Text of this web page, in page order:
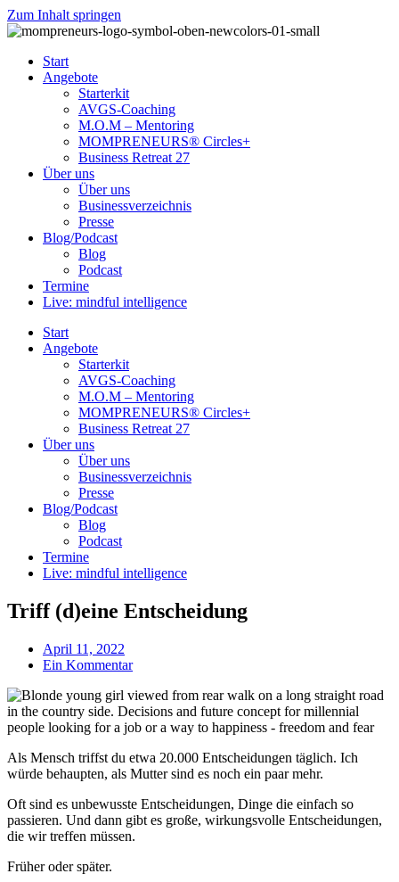
Zum Inhalt springen
Start
Angebote
Starterkit
AVGS-Coaching
M.O.M – Mentoring
MOMPRENEURS® Circles+
Business Retreat 27
Über uns
Über uns
Businessverzeichnis
Presse
Blog/Podcast
Blog
Podcast
Termine
Live: mindful intelligence
Start
Angebote
Starterkit
AVGS-Coaching
M.O.M – Mentoring
MOMPRENEURS® Circles+
Business Retreat 27
Über uns
Über uns
Businessverzeichnis
Presse
Blog/Podcast
Blog
Podcast
Termine
Live: mindful intelligence
Triff (d)eine Entscheidung
April 11, 2022
Ein Kommentar
Als Mensch triffst du etwa 20.000 Entscheidungen täglich. Ich
würde behaupten, als Mutter sind es noch ein paar mehr.
Oft sind es unbewusste Entscheidungen, Dinge die einfach so
passieren. Und dann gibt es große, wirkungsvolle Entscheidungen,
die wir treffen müssen.
Früher oder später.